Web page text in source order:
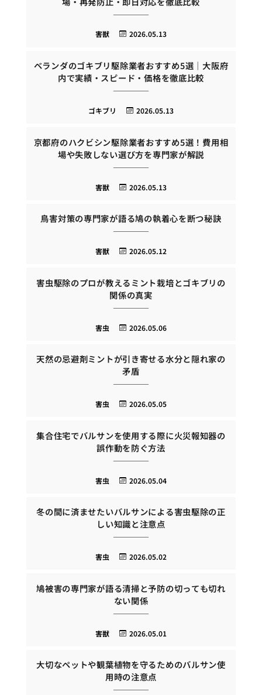
2026.05.13
害獣
ベランダのゴキブリ駆除業者おすすめ5選｜大阪府
内で実績・スピード・価格を徹底比較
2026.05.13
ゴキブリ
京都府のハクビシン駆除業者おすすめ5選！費用相
場や失敗しない選び方を専門家が解説
2026.05.13
害獣
鳥害対策の専門家が語る鳩の執着心を断つ秘訣
2026.05.12
害獣
害虫駆除のプロが教えるミント栽培とゴキブリの
関係の真実
2026.05.06
害虫
天然の忌避剤ミントが引き寄せる水分と隠れ家の
矛盾
2026.05.05
害虫
集合住宅でバルサンを使用する際に火災報知器の
誤作動を防ぐ方法
2026.05.04
害虫
冬の間に済ませたいバルサンによる害虫駆除の正
しい知識と注意点
2026.05.02
害虫
鳩被害の専門家が語る清掃と予防の切っても切れ
ない関係
2026.05.01
害獣
大切なペットや観葉植物を守るためのバルサン使
用時の注意点